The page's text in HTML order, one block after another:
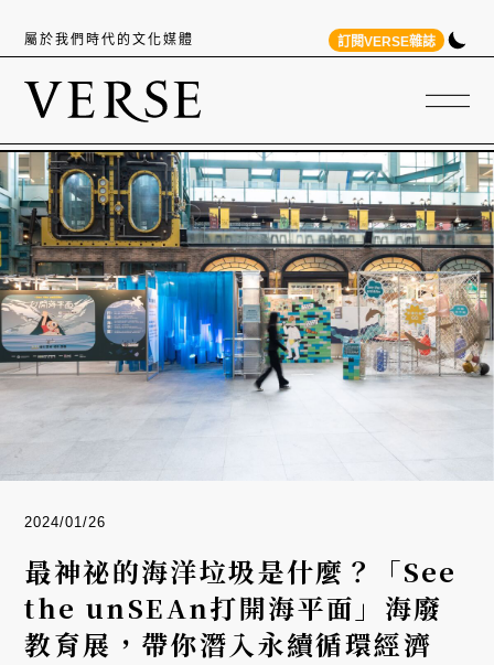
屬於我們時代的文化媒體 訂閱VERSE雜誌
2024/01/26
最神祕的海洋垃圾是什麼？「See
the unSEAn打開海平面」海廢
教育展，帶你潛入永續循環經濟